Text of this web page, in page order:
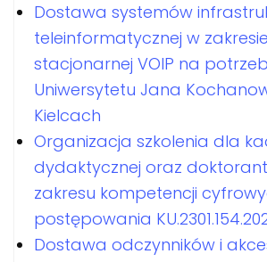
Dostawa systemów
teleinformatycznej w
stacjonarnej VOIP na
Uniwersytetu Jana
Kielcach
Organizacja szkolenia dla
dydaktycznej oraz
zakresu kompetencji
postępowania
Dostawa odczynników i